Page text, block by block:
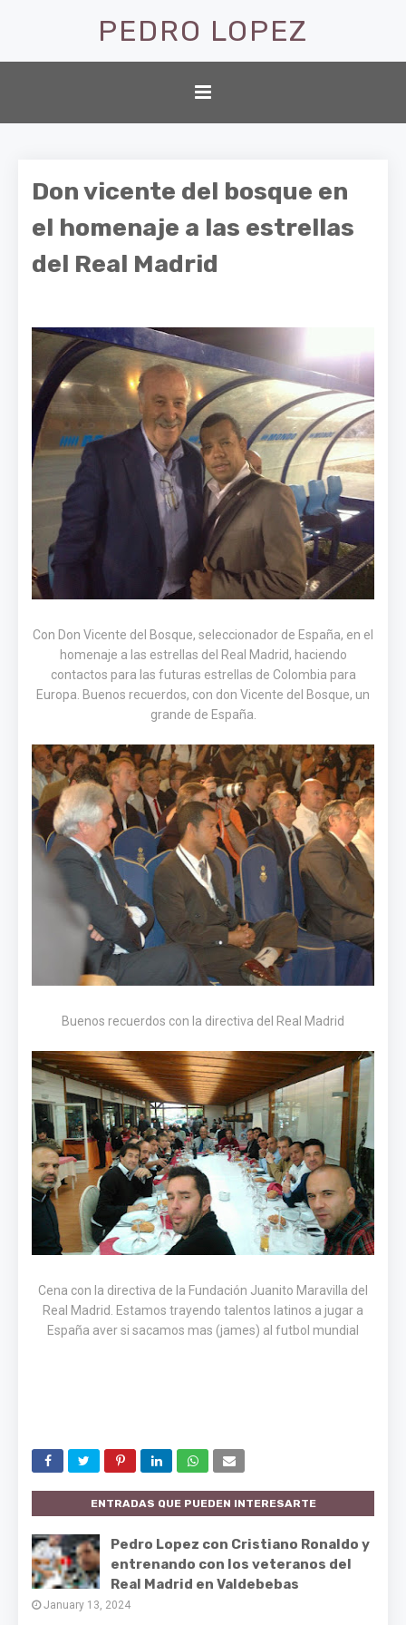
PEDRO LOPEZ
Don vicente del bosque en
el homenaje a las estrellas
del Real Madrid
Con Don Vicente del Bosque, seleccionador de España, en el
homenaje a las estrellas del Real Madrid, haciendo
contactos para las futuras estrellas de Colombia para
Europa. Buenos recuerdos, con don Vicente del Bosque, un
grande de España.
Buenos recuerdos con la directiva del Real Madrid
Cena con la directiva de la Fundación Juanito Maravilla del
Real Madrid. Estamos trayendo talentos latinos a jugar a
España aver si sacamos mas (james) al futbol mundial
ENTRADAS QUE PUEDEN INTERESARTE
Pedro Lopez con Cristiano Ronaldo y
entrenando con los veteranos del
Real Madrid en Valdebebas
January 13, 2024